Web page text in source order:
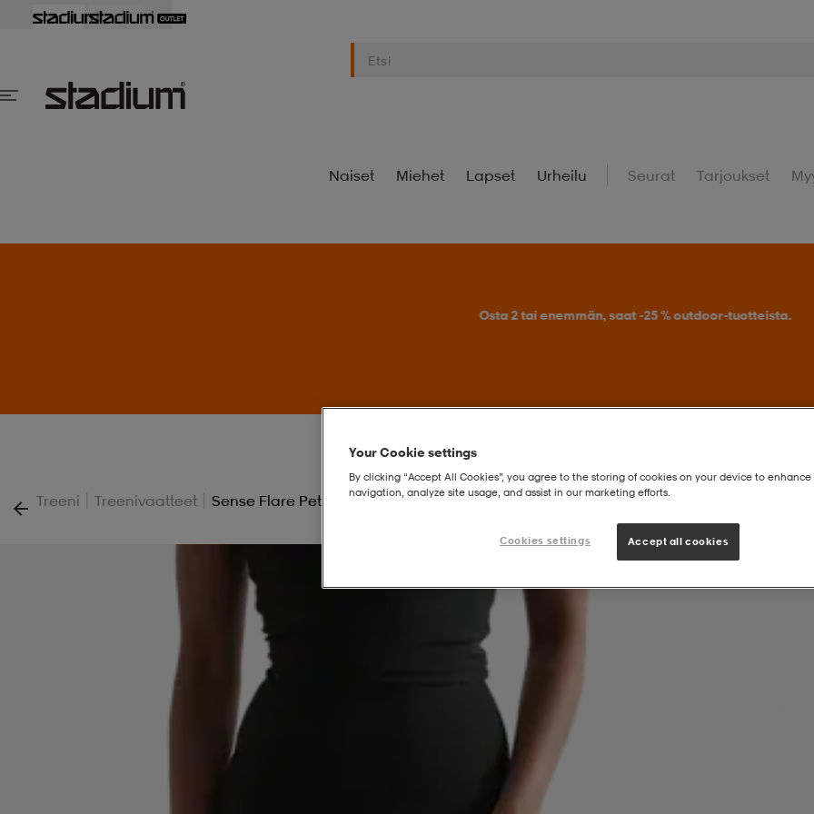
Naiset Miehet Lapset Urheilu Seurat Tarjoukset
Osta 2 tai enemmän, saat -25 % outdoor-tuotteista.
Treeni | Treenivaatteet | Sense Flare Petite Tights
Your Cookie settings
By clicking “Accept All Cookies”, you agree to the storing of cookies on your device to enhance
navigation, analyze site usage, and assist in our marketing efforts.
Cookies settings Accept all cookies